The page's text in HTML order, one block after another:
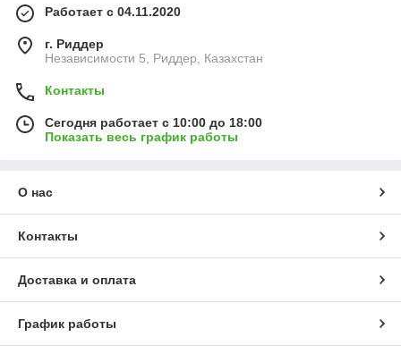
Работает с 04.11.2020
г. Риддер
Независимости 5, Риддер, Казахстан
Контакты
Сегодня работает с 10:00 до 18:00
Показать весь график работы
О нас
Контакты
Доставка и оплата
График работы